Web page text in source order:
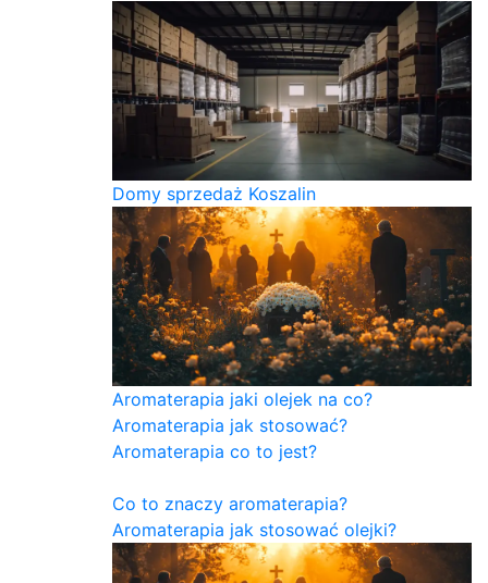
Domy sprzedaż Koszalin
Aromaterapia jaki olejek na co?
Aromaterapia jak stosować?
Aromaterapia co to jest?
Co to znaczy aromaterapia?
Aromaterapia jak stosować olejki?